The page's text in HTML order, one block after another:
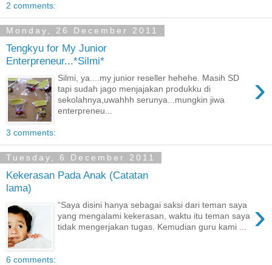
2 comments:
Monday, 26 December 2011
Tengkyu for My Junior
Enterpreneur...*Silmi*
›
Silmi, ya....my junior reseller hehehe. Masih SD
tapi sudah jago menjajakan produkku di
sekolahnya,uwahhh serunya...mungkin jiwa
enterpreneu...
3 comments:
Tuesday, 6 December 2011
Kekerasan Pada Anak (Catatan
lama)
›
“Saya disini hanya sebagai saksi dari teman saya
yang mengalami kekerasan, waktu itu teman saya
tidak mengerjakan tugas. Kemudian guru kami ...
6 comments: